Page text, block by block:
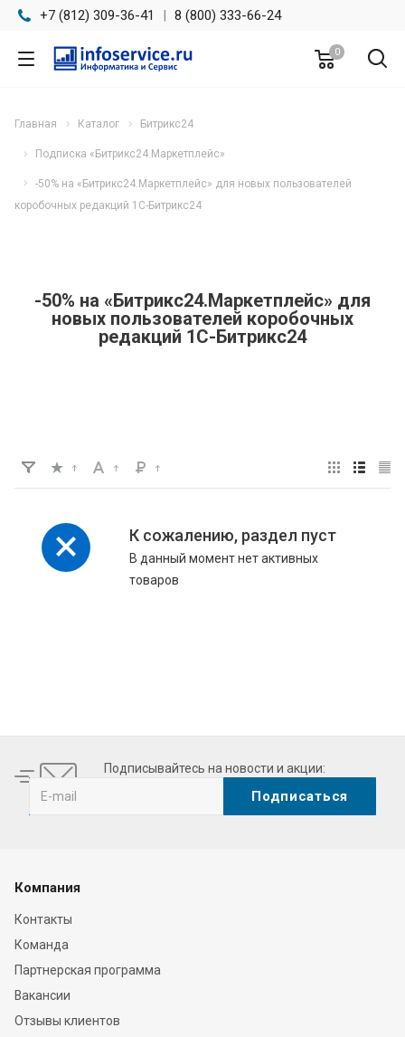
+7 (812) 309-36-41 | 8 (800) 333-66-24
0
Главная Каталог Битрикс24
Подписка «Битрикс24.Маркетплейс»
-50% на «Битрикс24.Маркетплейс» для новых пользователей
коробочных редакций 1С-Битрикс24
-50% на «Битрикс24.Маркетплейс» для
новых пользователей коробочных
редакций 1С-Битрикс24
К сожалению, раздел пуст
В данный момент нет активных
товаров
Подписывайтесь на новости и акции:
Компания
Контакты
Команда
Партнерская программа
Вакансии
Отзывы клиентов